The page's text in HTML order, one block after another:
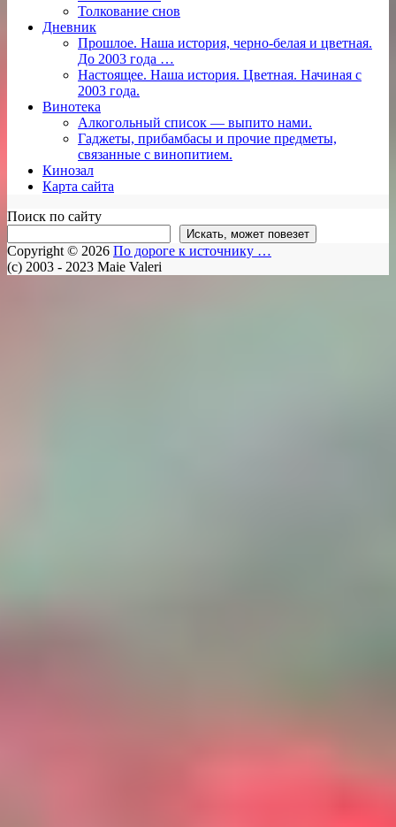
Толкование снов
Дневник
Прошлое. Наша история, черно-белая и цветная.
До 2003 года …
Настоящее. Наша история. Цветная. Начиная с
2003 года.
Винотека
Алкогольный список — выпито нами.
Гаджеты, прибамбасы и прочие предметы,
связанные с винопитием.
Кинозал
Карта сайта
Поиск по сайту
Искать, может повезет
Copyright © 2026 По дороге к источнику …
(c) 2003 - 2023 Maie Valeri